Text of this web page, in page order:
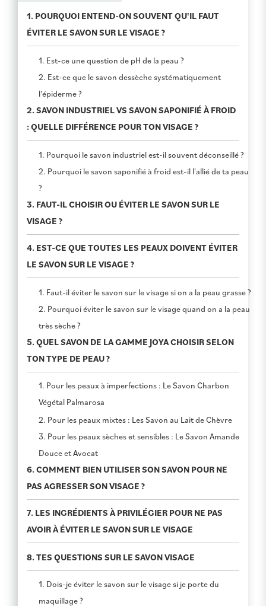
1. POURQUOI ENTEND-ON SOUVENT QU'IL FAUT
ÉVITER LE SAVON SUR LE VISAGE ?
1. Est-ce une question de pH de la peau ?
2. Est-ce que le savon dessèche systématiquement
l'épiderme ?
2. SAVON INDUSTRIEL VS SAVON SAPONIFIÉ À FROID
: QUELLE DIFFÉRENCE POUR TON VISAGE ?
1. Pourquoi le savon industriel est-il souvent déconseillé ?
2. Pourquoi le savon saponifié à froid est-il l'allié de ta peau
?
3. FAUT-IL CHOISIR OU ÉVITER LE SAVON SUR LE
VISAGE ?
4. EST-CE QUE TOUTES LES PEAUX DOIVENT ÉVITER
LE SAVON SUR LE VISAGE ?
1. Faut-il éviter le savon sur le visage si on a la peau grasse ?
2. Pourquoi éviter le savon sur le visage quand on a la peau
très sèche ?
5. QUEL SAVON DE LA GAMME JOYA CHOISIR SELON
TON TYPE DE PEAU ?
1. Pour les peaux à imperfections : Le Savon Charbon
Végétal Palmarosa
2. Pour les peaux mixtes : Les Savon au Lait de Chèvre
3. Pour les peaux sèches et sensibles : Le Savon Amande
Douce et Avocat
6. COMMENT BIEN UTILISER SON SAVON POUR NE
PAS AGRESSER SON VISAGE ?
7. LES INGRÉDIENTS À PRIVILÉGIER POUR NE PAS
AVOIR À ÉVITER LE SAVON SUR LE VISAGE
8. TES QUESTIONS SUR LE SAVON VISAGE
1. Dois-je éviter le savon sur le visage si je porte du
maquillage ?